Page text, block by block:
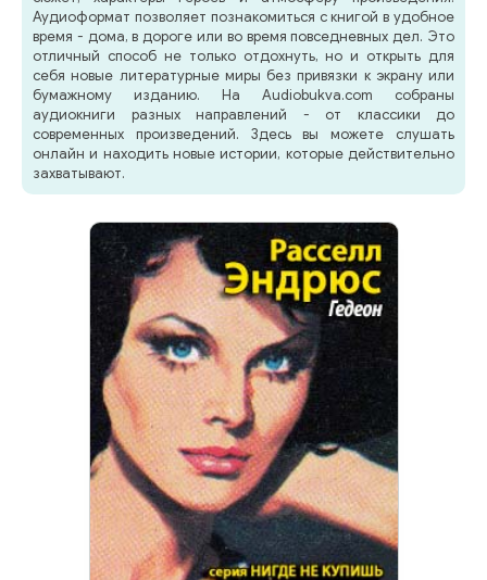
Аудиоформат позволяет познакомиться с книгой в удобное
время - дома, в дороге или во время повседневных дел. Это
отличный способ не только отдохнуть, но и открыть для
себя новые литературные миры без привязки к экрану или
бумажному изданию. На Audiobukva.com собраны
аудиокниги разных направлений - от классики до
современных произведений. Здесь вы можете слушать
онлайн и находить новые истории, которые действительно
захватывают.